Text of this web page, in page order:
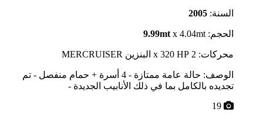
السنة: 2005
الحجم: 9.99mt x 4.04mt
محركات: 2 x 320 HP البنزين MERCRUISER
الوصف: حالة عامة ممتازة - 4 أسرة + حمام منفصل - تم
تجديده بالكامل بما في ذلك الأنابيب الجديدة -